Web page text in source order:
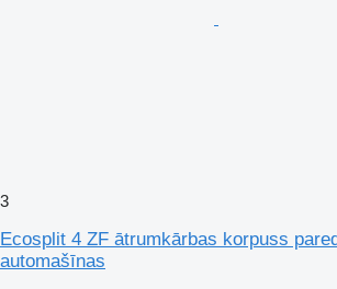
3
Ecosplit 4 ZF ātrumkārbas korpuss
automašīnas